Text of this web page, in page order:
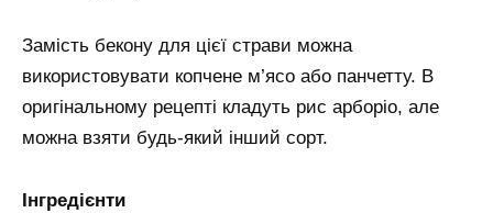
Замість бекону для цієї страви можна
використовувати копчене м’ясо або панчетту. В
оригінальному рецепті кладуть рис арборіо, але
можна взяти будь-який інший сорт.
Інгредієнти